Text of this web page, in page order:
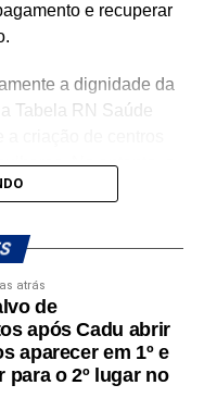
e recuperar
a dignidade da
Tabela RN Saúde
No entanto, o
revela um cenário
o Poder Executivo
encerrado em abril de
com pessoal —
bilhão o limite
Fiscal.
é agravada pelo
atrás
de
após Cadu abrir
aparecer em 1º e
para o 2º lugar no